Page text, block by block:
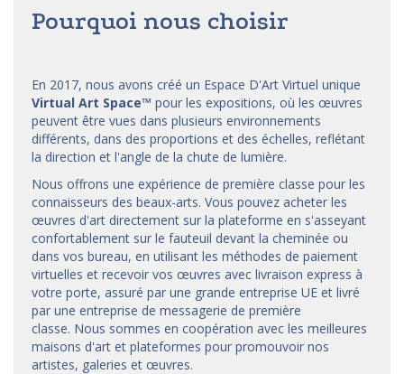
Pourquoi nous choisir
En 2017, nous avons créé un Espace D'Art Virtuel unique
Virtual Art Space™ pour les expositions, où les œuvres
peuvent être vues dans plusieurs environnements
différents, dans des proportions et des échelles, reflétant
la direction et l'angle de la chute de lumière.
Nous offrons une expérience de première classe pour les
connaisseurs des beaux-arts. Vous pouvez acheter les
œuvres d'art directement sur la plateforme en s'asseyant
confortablement sur le fauteuil devant la cheminée ou
dans vos bureau, en utilisant les méthodes de paiement
virtuelles et recevoir vos œuvres avec livraison express à
votre porte, assuré par une grande entreprise UE et livré
par une entreprise de messagerie de première
classe. Nous sommes en coopération avec les meilleures
maisons d'art et plateformes pour promouvoir nos
artistes, galeries et œuvres.